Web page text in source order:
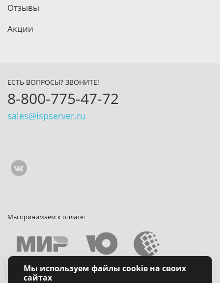
Отзывы
Акции
ЕСТЬ ВОПРОСЫ? ЗВОНИТЕ!
8-800-775-47-72
sales@ispserver.ru
Мы принимаем к оплате:
Политика конфиденциальности
Мы используем файлы cookie на своих
сайтах